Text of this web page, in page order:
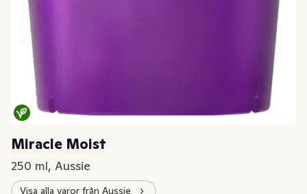
Miracle Moist
250 ml, Aussie
Visa alla varor från Aussie